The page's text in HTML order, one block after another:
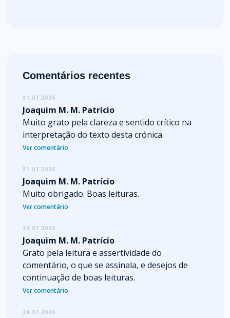
Comentários recentes
31.07.2026
Joaquim M. M. Patrício
Muito grato pela clareza e sentido crítico na
interpretação do texto desta crónica.
Ver comentário
31.07.2026
Joaquim M. M. Patrício
Muito obrigado. Boas leituras.
Ver comentário
24.07.2026
Joaquim M. M. Patrício
Grato pela leitura e assertividade do
comentário, o que se assinala, e desejos de
continuação de boas leituras.
Ver comentário
24.07.2026